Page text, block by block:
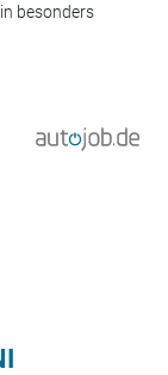
besonders